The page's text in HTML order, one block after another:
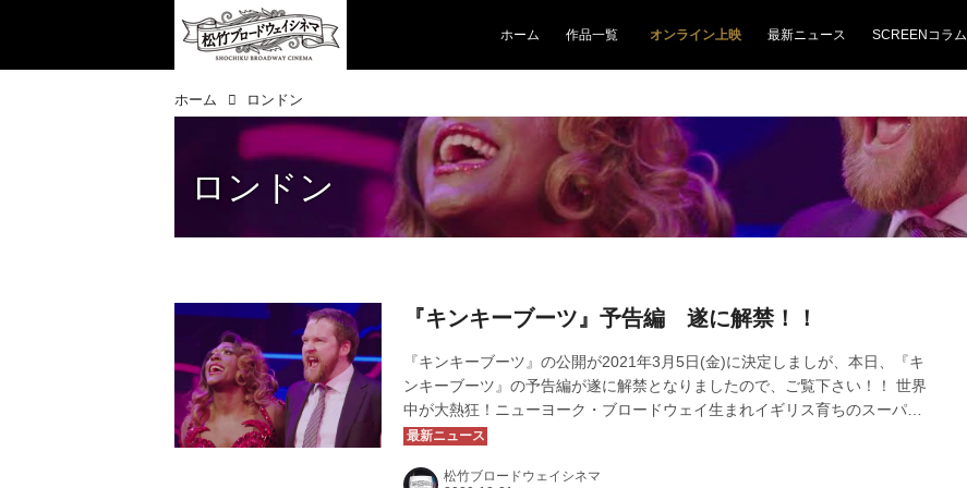
ホーム 作品一覧 オンライン上映 最新ニュース SCREENコラム
ホーム ロンドン
ロンドン
『キンキーブーツ』予告編 遂に解禁！！
『キンキーブーツ』の公開が2021年3月5日(金)に決定しましが、本日、『キ
ンキーブーツ』の予告編が遂に解禁となりましたので、ご覧下さい！！ 世界
中が大熱狂！ニューヨーク・ブロードウェイ生まれイギリス育ちのスーパー
ヒット・ミュージカルが遂に映画館に登場！ トニー賞®受賞作品大ヒット・
ーブーツ』から、ニューヨーク・ブロードウェイ界の明星、ハーヴェイ・フ
松竹ブロードウェイシネマ